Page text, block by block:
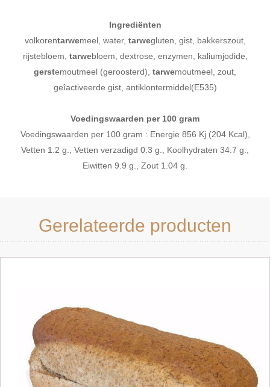
Ingrediënten
volkorentarwemeel, water, tarwegluten, gist, bakkerszout,
rijstebloem, tarwebloem, dextrose, enzymen, kaliumjodide,
gerstemoutmeel (geroosterd), tarwemoutmeel, zout,
geîactiveerde gist, antiklontermiddel(E535)
Voedingswaarden per 100 gram
Voedingswaarden per 100 gram : Energie 856 Kj (204 Kcal),
Vetten 1.2 g., Vetten verzadigd 0.3 g., Koolhydraten 34.7 g.,
Eiwitten 9.9 g., Zout 1.04 g.
Gerelateerde producten